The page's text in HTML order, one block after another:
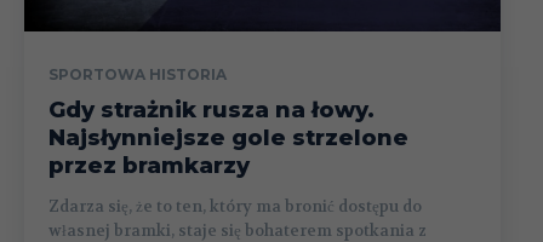
SPORTOWA HISTORIA
Gdy strażnik rusza na łowy.
Najsłynniejsze gole strzelone
przez bramkarzy
Zdarza się, że to ten, który ma bronić dostępu do
własnej bramki, staje się bohaterem spotkania z